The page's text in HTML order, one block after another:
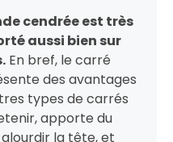
cendrée est très
aussi bien sur
En bref, le carré
des avantages
types de carrés
apporte du
la tête, et